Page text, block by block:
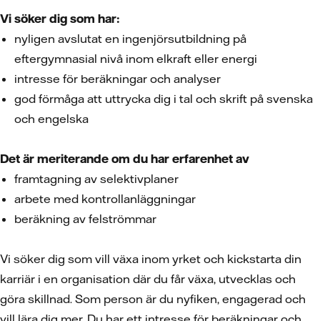
Vi söker dig som har:
nyligen avslutat en ingenjörsutbildning på
eftergymnasial nivå inom elkraft eller energi
intresse för beräkningar och analyser
god förmåga att uttrycka dig i tal och skrift på svenska
och engelska
Det är meriterande om du har erfarenhet av
framtagning av selektivplaner
arbete med kontrollanläggningar
beräkning av felströmmar
Vi söker dig som vill växa inom yrket och kickstarta din
karriär i en organisation där du får växa, utvecklas och
göra skillnad. Som person är du nyfiken, engagerad och